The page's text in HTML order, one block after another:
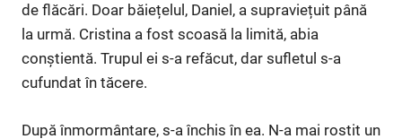
de flăcări. Doar băiețelul, Daniel, a supraviețuit până
la urmă. Cristina a fost scoasă la limită, abia
conștientă. Trupul ei s-a refăcut, dar sufletul s-a
cufundat în tăcere.
După înmormântare, s-a închis în ea. N-a mai rostit un